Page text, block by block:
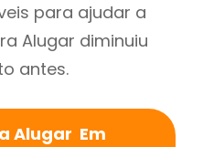
para ajudar a
Alugar diminuiu
antes.
Alugar Em